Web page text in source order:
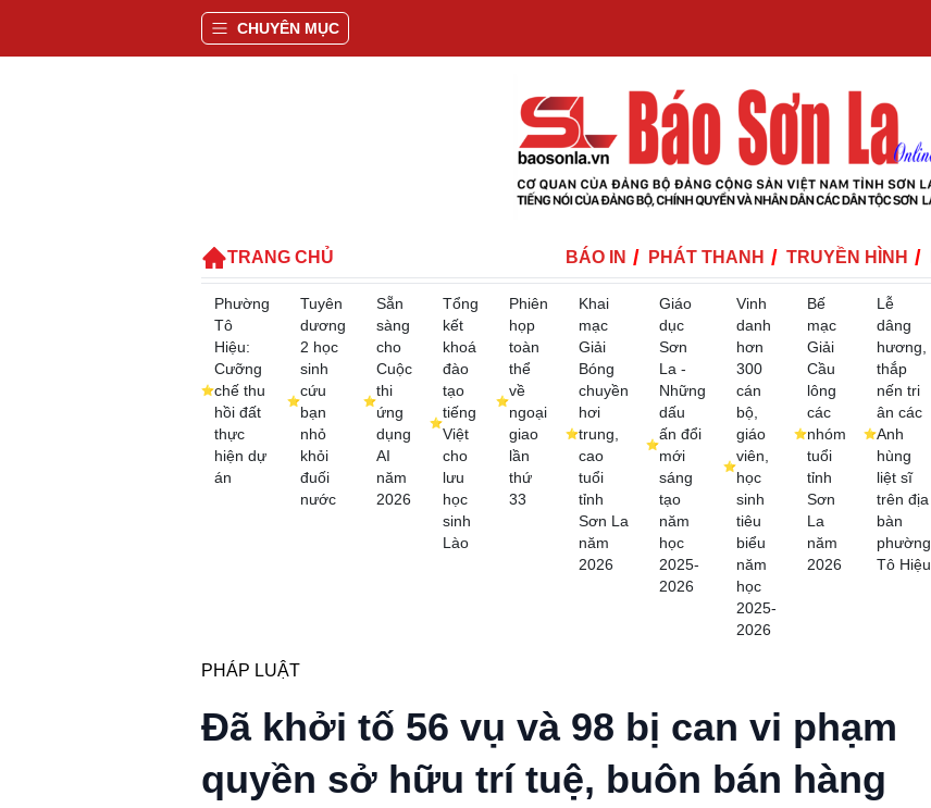
CHUYÊN MỤC
TRANG CHỦ BÁO IN PHÁT THANH TRUYỀN HÌNH
Phường
Tô
Hiệu:
Cưỡng
chế thu
hồi đất
thực
hiện dự
án
Tuyên
dương
2 học
sinh
cứu
bạn
nhỏ
khỏi
đuối
nước
Sẵn
sàng
cho
Cuộc
thi
ứng
dụng
AI
năm
2026
Tổng
kết
khoá
đào
tạo
tiếng
Việt
cho
lưu
học
sinh
Lào
Phiên
họp
toàn
thể
về
ngoại
giao
lần
thứ
33
Khai
mạc
Giải
Bóng
chuyền
hơi
trung,
cao
tuổi
tỉnh
Sơn La
năm
2026
Giáo
dục
Sơn
La -
Những
dấu
ấn đổi
mới
sáng
tạo
năm
học
2025-
2026
Vinh
danh
hơn
300
cán
bộ,
giáo
viên,
học
sinh
tiêu
biểu
năm
học
2025-
2026
Bế
mạc
Giải
Cầu
lông
các
nhóm
tuổi
tỉnh
Sơn
La
năm
2026
Lễ
dâng
hương,
thắp
nến tri
ân các
Anh
hùng
liệt sĩ
trên địa
bàn
phường
Tô Hiệu
PHÁP LUẬT
Đã khởi tố 56 vụ và 98 bị can vi phạm
quyền sở hữu trí tuệ, buôn bán hàng